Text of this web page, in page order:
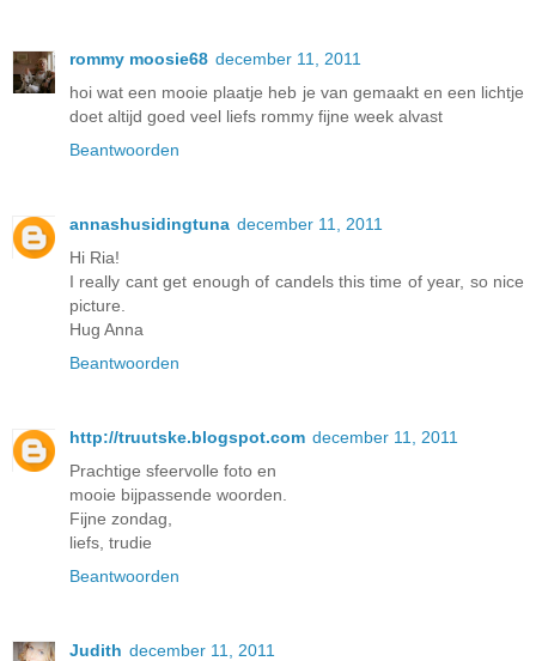
rommy moosie68 december 11, 2011
hoi wat een mooie plaatje heb je van gemaakt en een lichtje
doet altijd goed veel liefs rommy fijne week alvast
Beantwoorden
annashusidingtuna december 11, 2011
Hi Ria!
I really cant get enough of candels this time of year, so nice
picture.
Hug Anna
Beantwoorden
http://truutske.blogspot.com december 11, 2011
Prachtige sfeervolle foto en
mooie bijpassende woorden.
Fijne zondag,
liefs, trudie
Beantwoorden
Judith december 11, 2011